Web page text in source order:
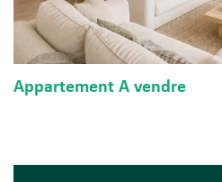
Appartement A vendre